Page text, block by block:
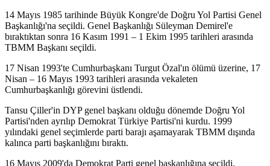
14 Mayıs 1985 tarihinde Büyük Kongre'de Doğru Yol Partisi Genel
Başkanlığı'na seçildi. Genel Başkanlığı Süleyman Demirel'e
bıraktıktan sonra 16 Kasım 1991 – 1 Ekim 1995 tarihleri arasında
TBMM Başkanı seçildi.
17 Nisan 1993'te Cumhurbaşkanı Turgut Özal'ın ölümü üzerine, 17
Nisan – 16 Mayıs 1993 tarihleri arasında vekaleten
Cumhurbaşkanlığı görevini üstlendi.
Tansu Çiller'in DYP genel başkanı olduğu dönemde Doğru Yol
Partisi'nden ayrılıp Demokrat Türkiye Partisi'ni kurdu. 1999
yılındaki genel seçimlerde parti barajı aşamayarak TBMM dışında
kalınca parti başkanlığını bıraktı.
16 Mayıs 2009'da Demokrat Parti genel başkanlığına seçildi.